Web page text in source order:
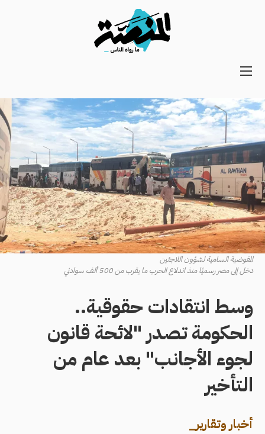
Main
Secondary
Navigation
المفوضية السامية لشؤون اللاجئين
دخل إلى مصر رسميًا منذ اندلاع الحرب ما يقرب من 500 ألف سوادني
وسط انتقادات حقوقية..
الحكومة تصدر "لائحة قانون
لجوء الأجانب" بعد عام من
التأخير
أخبار وتقارير_